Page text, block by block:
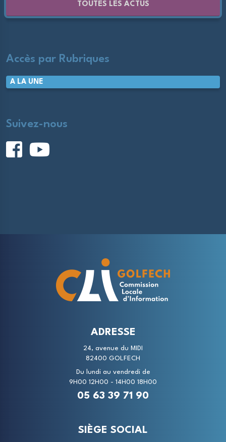
TOUTES LES ACTUS
Accès par Rubriques
A LA UNE
Suivez-nous
ADRESSE
24, avenue du MIDI
82400 GOLFECH
Du lundi au vendredi de
9H00 12H00 - 14H00 18H00
05 63 39 71 90
SIÈGE SOCIAL